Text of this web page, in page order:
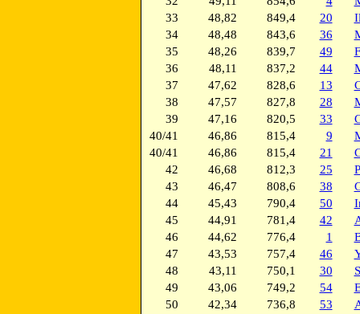
33
48,82 849,4 20
34
48,48 843,6 36
35
48,26 839,7 49
36
48,11 837,2 44
37
47,62 828,6 13
38
47,57 827,8 28
39
47,16 820,5 33
40/41
46,86 815,4 9
40/41
46,86 815,4 21
42
46,68 812,3 25
43
46,47 808,6 38
44
45,43 790,4 50
45
44,91 781,4 42
46
44,62 776,4 1
47
43,53 757,4 46
48
43,11 750,1 30
49
43,06 749,2 54
50
42,34 736,8 53